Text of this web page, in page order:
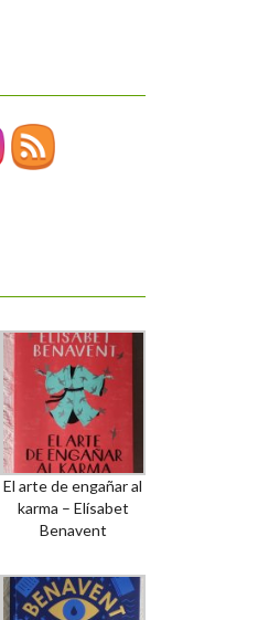
El arte de engañar al
karma – Elísabet
Benavent